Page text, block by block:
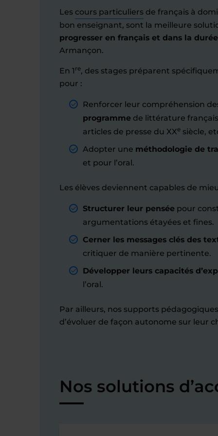
Les cours particuliers de français à
bon enseignant, sont la meilleure
progresser en français et dans la durée
Armançon.
En 1 re, des stages préparent
pour :
Renforcer leur compréhension
programme de littérature
articles de presse du XXe siècle,
Adopter une méthodologie de
et pour l’oral.
Les élèves deviennent capables de
Structurer leur pensée pour
argumentations étayées et fines.
Cerner les messages clés des
critiquer de manière pertinente.
Développer leurs capacités
l’oral.
Par ailleurs, nos supports
d’évoluer de façon autonome sur leur
Nos solutions